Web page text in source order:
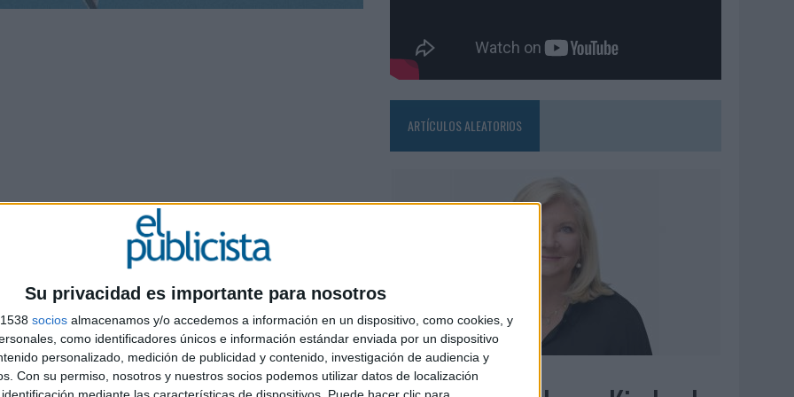
Su privacidad es importante para nosotros
socios almacenamos y/o accedemos a información en un dispositivo, como cookies, y
como identificadores únicos e información estándar enviada por un dispositivo
personalizado, medición de publicidad y contenido, investigación de audiencia y
Con su permiso, nosotros y nuestros socios podemos utilizar datos de localización
mediante las características de dispositivos. Puede hacer clic para
DE INUSUALY PARA CERVEZA CAPAZ
ARTÍCULOS ALEATORIOS